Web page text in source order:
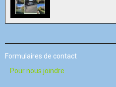
Formulaires de contact
Pour nous joindre